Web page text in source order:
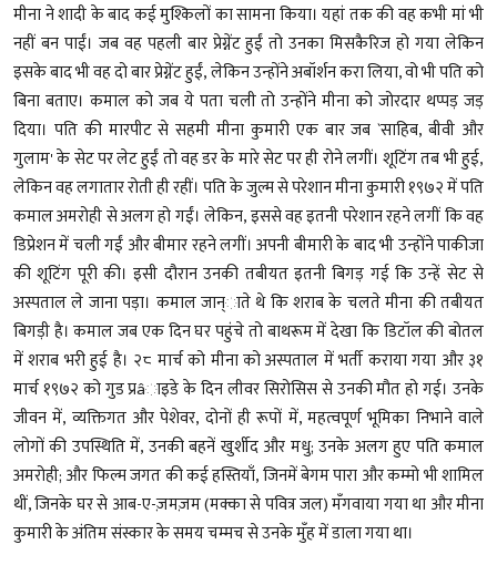
मीना ने शादी के बाद कई मुश्किलों का सामना किया। यहां तक की वह कभी मां भी
नहीं बन पाईं। जब वह पहली बार प्रेग्नेंट हुईं तो उनका मिसकैरिज हो गया लेकिन
इसके बाद भी वह दो बार प्रेग्नेंट हुईं, लेकिन उन्होंने अबॉर्शन करा लिया, वो भी पति को
बिना बताए। कमाल को जब ये पता चली तो उन्होंने मीना को जोरदार थप्पड़ जड़
दिया। पति की मारपीट से सहमी मीना कुमारी एक बार जब `साहिब, बीवी और
गुलाम' के सेट पर लेट हुईं तो वह डर के मारे सेट पर ही रोने लगीं। शूटिंग तब भी हुई,
लेकिन वह लगातार रोती ही रहीं। पति के जुल्म से परेशान मीना कुमारी १९७२ में पति
कमाल अमरोही से अलग हो गईं। लेकिन, इससे वह इतनी परेशान रहने लगीं कि वह
डिप्रेशन में चली गईं और बीमार रहने लगीं। अपनी बीमारी के बाद भी उन्होंने पाकीजा
की शूटिंग पूरी की। इसी दौरान उनकी तबीयत इतनी बिगड़ गई कि उन्हें सेट से
अस्पताल ले जाना पड़ा। कमाल जान्ाते थे कि शराब के चलते मीना की तबीयत
बिगड़ी है। कमाल जब एक दिन घर पहुंचे तो बाथरूम में देखा कि डिटॉल की बोतल
में शराब भरी हुई है। २८ मार्च को मीना को अस्पताल में भर्ती कराया गया और ३१
मार्च १९७२ को गुड प्रâाइडे के दिन लीवर सिरोसिस से उनकी मौत हो गई। उनके
जीवन में, व्यक्तिगत और पेशेवर, दोनों ही रूपों में, महत्वपूर्ण भूमिका निभाने वाले
लोगों की उपस्थिति में, उनकी बहनें खुर्शीद और मधु; उनके अलग हुए पति कमाल
अमरोही; और फिल्म जगत की कई हस्तियाँ, जिनमें बेगम पारा और कम्मो भी शामिल
थीं, जिनके घर से आब-ए-ज़मज़म (मक्का से पवित्र जल) मँगवाया गया था और मीना
कुमारी के अंतिम संस्कार के समय चम्मच से उनके मुँह में डाला गया था।